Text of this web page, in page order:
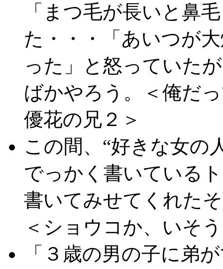
「まつ毛が長いと鼻
た・・・「あいつが
った」と怒っていた
ばかやろう。＜俺だ
優花の兄２＞
この間、“好きな女の
でっかく書いている
書いてみせてくれた
＜ショウコか、いそ
「３歳の男の子に弟